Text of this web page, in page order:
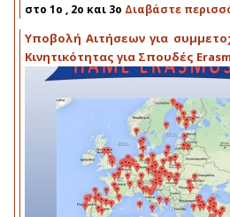
στο 1ο , 2ο και 3ο Διαβάστε
Υποβολή Αιτήσεων για
Κινητικότητας για Σπουδές